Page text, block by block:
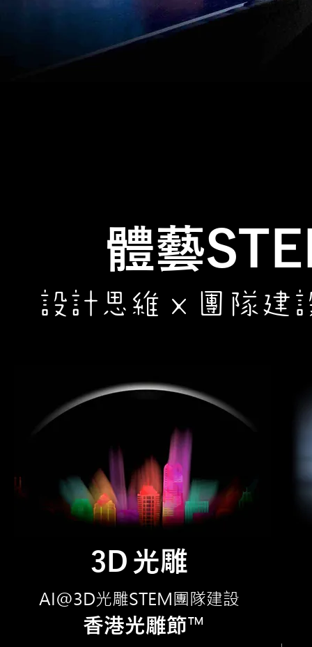
體藝
設計思 維x 團隊建
3 D 光雕
AI@3D光雕STEM團隊建設
香港光雕節™